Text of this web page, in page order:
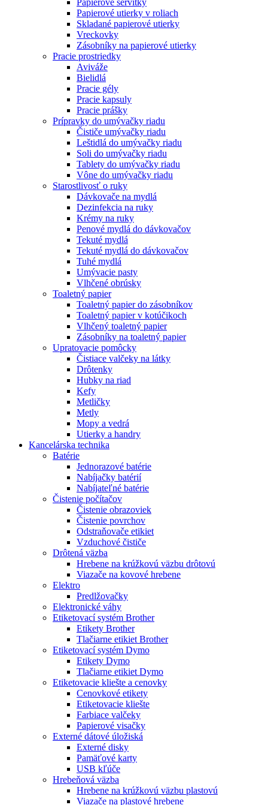
Papierové servítky
Papierové utierky v roliach
Skladané papierové utierky
Vreckovky
Zásobníky na papierové utierky
Pracie prostriedky
Aviváže
Bielidlá
Pracie gély
Pracie kapsuly
Pracie prášky
Prípravky do umývačky riadu
Čističe umývačky riadu
Leštidlá do umývačky riadu
Soli do umývačky riadu
Tablety do umývačky riadu
Vône do umývačky riadu
Starostlivosť o ruky
Dávkovače na mydlá
Dezinfekcia na ruky
Krémy na ruky
Penové mydlá do dávkovačov
Tekuté mydlá
Tekuté mydlá do dávkovačov
Tuhé mydlá
Umývacie pasty
Vlhčené obrúsky
Toaletný papier
Toaletný papier do zásobníkov
Toaletný papier v kotúčikoch
Vlhčený toaletný papier
Zásobníky na toaletný papier
Upratovacie pomôcky
Čistiace valčeky na látky
Drôtenky
Hubky na riad
Kefy
Metličky
Metly
Mopy a vedrá
Utierky a handry
Kancelárska technika
Batérie
Jednorazové batérie
Nabíjačky batérií
Nabíjateľné batérie
Čistenie počítačov
Čistenie obrazoviek
Čistenie povrchov
Odstraňovače etikiet
Vzduchové čističe
Drôtená väzba
Hrebene na krúžkovú väzbu drôtovú
Viazače na kovové hrebene
Elektro
Predlžovačky
Elektronické váhy
Etiketovací systém Brother
Etikety Brother
Tlačiarne etikiet Brother
Etiketovací systém Dymo
Etikety Dymo
Tlačiarne etikiet Dymo
Etiketovacie kliešte a cenovky
Cenovkové etikety
Etiketovacie kliešte
Farbiace valčeky
Papierové visačky
Externé dátové úložiská
Externé disky
Pamäťové karty
USB kľúče
Hrebeňová väzba
Hrebene na krúžkovú väzbu plastovú
Viazače na plastové hrebene